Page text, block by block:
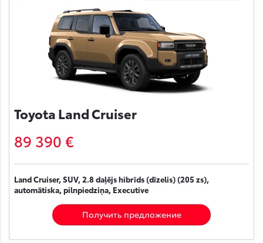
Toyota Land Cruiser
89 390 €
Land Cruiser, SUV, 2.8 daļējs hibrīds (dīzelis) (205 zs),
automātiska, pilnpiedziņa, Executive
Получить предложение